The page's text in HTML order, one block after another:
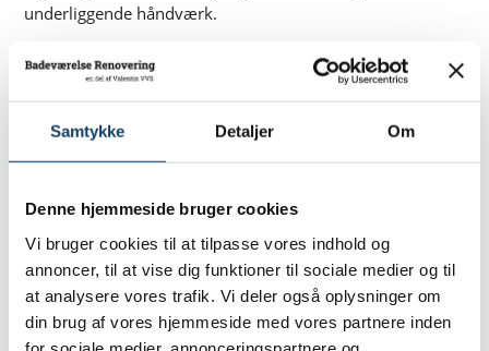
Samtykke Detaljer Om
Denne hjemmeside bruger cookies
Vi bruger cookies til at tilpasse vores indhold og
annoncer, til at vise dig funktioner til sociale medier og til
at analysere vores trafik. Vi deler også oplysninger om
din brug af vores hjemmeside med vores partnere inden
underliggende håndværk.
Selvom omkostningerne ved at bygge et moderne vådrum
kan virke betydelige i øjeblikket, bør man betragte dem i
et længere perspektiv. Erfaringer fra ejendomsmarkedet
viser ofte, at en stor del af udgifterne til
badeværelsesmodernisering kan hentes hjem ved et salg.
løsninger, at de kun appellerer til en meget smal gruppe af
mennesker.
Der findes forskellige prisklasser inden for sanitet, fliser
og armaturer, som hver især har indflydelse på det
samlede regnskab. Ved at vælge produkter af god kvalitet